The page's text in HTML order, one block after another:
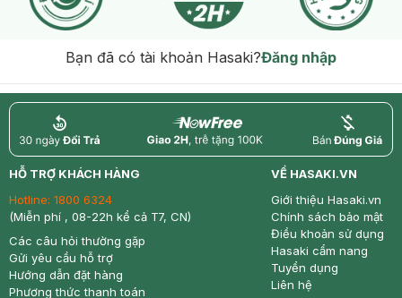
Bạn đã có tài khoản Hasaki?Đăng nhập
return nowfree price
HỖ TRỢ KHÁCH HÀNG
Hotline: 1800 6324
(Miễn phí , 08-22h kể cả T7, CN)
Các câu hỏi thường gặp
Gửi yêu cầu hỗ trợ
Hướng dẫn đặt hàng
Phương thức thanh toán
VỀ HASAKI.VN
Giới thiệu Hasaki.vn
Chính sách bảo mật
Điều khoản sử dụng
Hasaki cẩm nang
Tuyển dụng
Liên hệ